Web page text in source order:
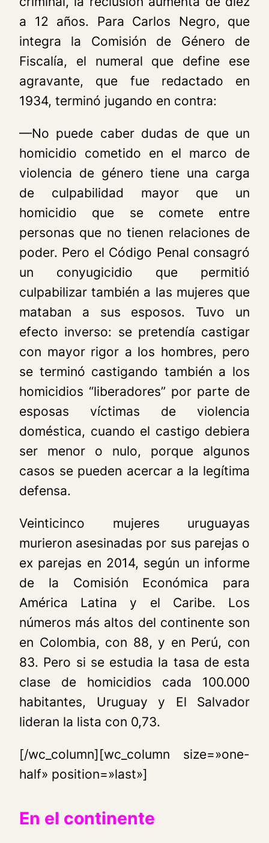
a 12 años. Para Carlos Negro, que
integra la Comisión de Género de
Fiscalía, el numeral que define ese
agravante, que fue redactado en
1934, terminó jugando en contra:
—No puede caber dudas de que un
homicidio cometido en el marco de
violencia de género tiene una carga
de culpabilidad mayor que un
homicidio que se comete entre
personas que no tienen relaciones de
poder. Pero el Código Penal consagró
un conyugicidio que permitió
culpabilizar también a las mujeres que
mataban a sus esposos. Tuvo un
efecto inverso: se pretendía castigar
con mayor rigor a los hombres, pero
se terminó castigando también a los
homicidios “liberadores” por parte de
esposas víctimas de violencia
doméstica, cuando el castigo debiera
ser menor o nulo, porque algunos
casos se pueden acercar a la legítima
defensa.
Veinticinco mujeres uruguayas
murieron asesinadas por sus parejas o
ex parejas en 2014, según un informe
de la Comisión Económica para
América Latina y el Caribe. Los
números más altos del continente son
en Colombia, con 88, y en Perú, con
83. Pero si se estudia la tasa de esta
clase de homicidios cada 100.000
habitantes, Uruguay y El Salvador
lideran la lista con 0,73.
[/wc_column][wc_column size=»one-
half» position=»last»]
En el continente